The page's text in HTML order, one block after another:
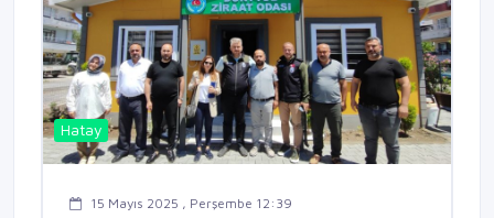
Hatay
15 Mayıs 2025 , Perşembe 12:39